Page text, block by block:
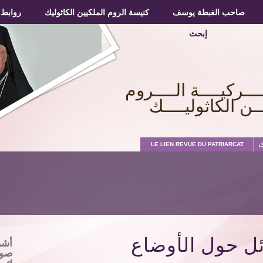
صاحب الغبطة يوسف كنيسة الروم الملكيين الكاثوليك روابط
الــــروم
الكاثوليــــك
إبحث
LE LIEN REVUE DU PATRIARCAT
حول الأوضاع
صاحب الغبطة يوسف كنيسة الروم الملكيين الكاثوليك روابط